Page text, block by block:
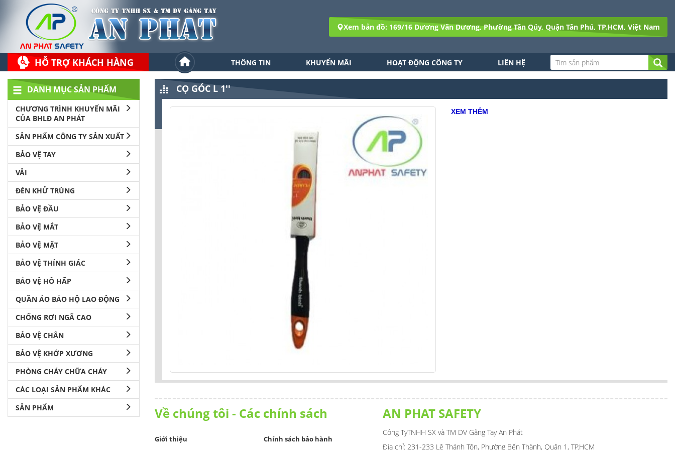
Xem bản đồ: 169/16 Dương Văn Dương, Phường Tân Qúy, Quận Tân Phú, TP.HCM, Việt Nam
HỖ TRỢ KHÁCH HÀNG THÔNG TIN KHUYẾN MÃI HOẠT ĐỘNG CÔNG TY LIÊN HỆ
DANH MỤC SẢN PHẨM
CHƯƠNG TRÌNH KHUYẾN MÃI
CỦA BHLĐ AN PHÁT
SẢN PHẨM CÔNG TY SẢN XUẤT
BẢO VỆ TAY
VẢI
ĐÈN KHỬ TRÙNG
BẢO VỆ ĐẦU
BẢO VỆ MẮT
BẢO VỆ MẶT
BẢO VỆ THÍNH GIÁC
BẢO VỆ HÔ HẤP
QUẦN ÁO BẢO HỘ LAO ĐỘNG
CHỐNG RƠI NGÃ CAO
BẢO VỆ CHÂN
BẢO VỆ KHỚP XƯƠNG
PHÒNG CHÁY CHỮA CHÁY
CÁC LOẠI SẢN PHẨM KHÁC
SẢN PHẨM
CỌ GÓC L 1''
XEM THÊM
Về chúng tôi - Các chính sách
Giới thiệu Chính sách bảo hành
AN PHAT SAFETY
Công TyTNHH SX và TM DV Găng Tay An Phát
Địa chỉ: 231-233 Lê Thánh Tôn, Phường Bến Thành, Quận 1, TP.HCM